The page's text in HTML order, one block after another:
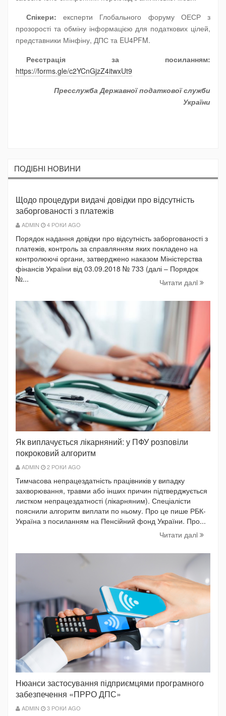
Спікери: експерти Глобального форуму ОЕСР з
прозорості та обміну інформацією для податкових цілей,
представники Мінфіну, ДПС та EU4PFM.
Реєстрація за посиланням:
https://forms.gle/c2YCnGjzZ4itwxUt9
Пресслужба Державної податкової служби
України
ПОДIБНI НОВИНИ
Щодо процедури видачі довідки про відсутність
заборгованості з платежів
ADMIN 4 РОКИ AGO
Порядок надання довідки про відсутність заборгованості з
платежів, контроль за справлянням яких покладено на
контролюючі органи, затверджено наказом Міністерства
фінансів України від 03.09.2018 № 733 (далі – Порядок
№...
Читати далi
Як виплачується лікарняний: у ПФУ розповіли
покроковий алгоритм
ADMIN 2 РОКИ AGO
Тимчасова непрацездатність працівників у випадку
захворювання, травми або інших причин підтверджується
листком непрацездатності (лікарняним). Спеціалісти
пояснили алгоритм виплати по ньому. Про це пише РБК-
Україна з посиланням на Пенсійний фонд України. Про...
Читати далi
Нюанси застосування підприємцями програмного
забезпечення «ПРРО ДПС»
ADMIN 3 РОКИ AGO